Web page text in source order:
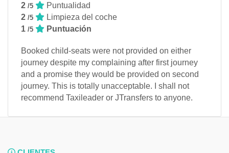
2 /5
Puntualidad
2 /5
Limpieza del coche
1 /5 Puntuación
Booked child-seats were not provided on either
journey despite my complaining after first journey
and a promise they would be provided on second
journey. This is totally unacceptable. I shall not
recommend Taxileader or JTransfers to anyone.